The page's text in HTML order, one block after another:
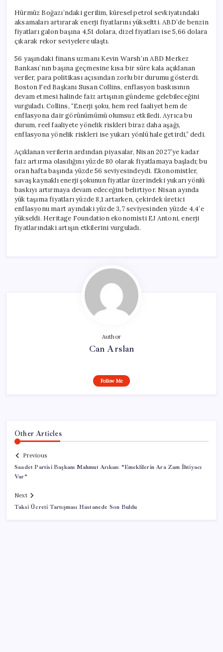
Hürmüz Boğazı’ndaki gerilim, küresel petrol sevkiyatındaki
aksamaları artırarak enerji fiyatlarını yükseltti. ABD’de benzin
fiyatları galon başına 4,51 dolara, dizel fiyatları ise 5,66 dolara
çıkarak rekor seviyelere ulaştı.
56 yaşındaki finans uzmanı Kevin Warsh’ın ABD Merkez
Bankası’nın başına geçmesine kısa bir süre kala açıklanan
veriler, para politikası açısından zorlu bir durumu gösterdi.
Boston Fed Başkanı Susan Collins, enflasyon baskısının
devam etmesi halinde faiz artışının gündeme gelebileceğini
vurguladı. Collins, “Enerji şoku, hem reel faaliyet hem de
enflasyona dair görünümümü olumsuz etkiledi. Ayrıca bu
durum, reel faaliyete yönelik riskleri biraz daha aşağı,
enflasyona yönelik riskleri ise yukarı yönlü hale getirdi,” dedi.
Açıklanan verilerin ardından piyasalar, Nisan 2027’ye kadar
faiz artırma olasılığını yüzde 80 olarak fiyatlamaya başladı; bu
oran hafta başında yüzde 56 seviyesindeydi. Ekonomistler,
savaş kaynaklı enerji şokunun fiyatlar üzerindeki yukarı yönlü
baskıyı artırmaya devam edeceğini belirtiyor. Nisan ayında
yük taşıma fiyatları yüzde 8,1 artarken, çekirdek üretici
enflasyonu mart ayındaki yüzde 3,7 seviyesinden yüzde 4,4’e
yükseldi. Heritage Foundation ekonomisti EJ Antoni, enerji
fiyatlarındaki artışın etkilerini vurguladı.
Author
Can Arslan
Follow Me
Other Articles
Previous
Saadet Partisi Başkanı Mahmut Arıkan: “Emeklilerin Ara Zam İhtiyacı
Var”
Next
Taksi Ücreti Tartışması Hastanede Son Buldu